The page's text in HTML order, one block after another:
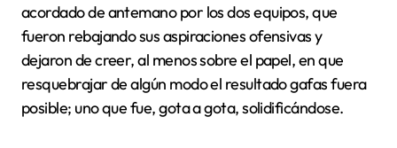
acordado de antemano por los dos equipos, que
fueron rebajando sus aspiraciones ofensivas y
dejaron de creer, al menos sobre el papel, en que
resquebrajar de algún modo el resultado gafas fuera
posible; uno que fue, gota a gota, solidificándose.